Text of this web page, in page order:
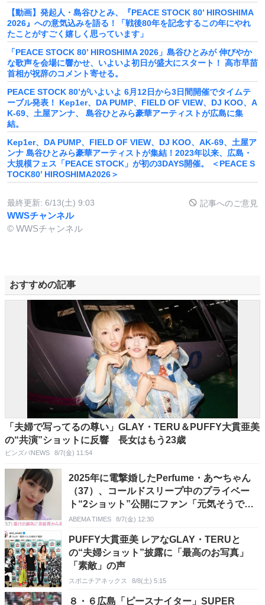
【動画】発起人・島谷ひとみ、『PEACE STOCK 80’ HIROSHIMA
2026』への意気込みを語る！「戦後80年を記念するこの年にやれ
たことがすごく嬉しく思っています」
「PEACE STOCK 80’ HIROSHIMA 2026」島谷ひとみが 伸びやか
な歌声を会場に響かせ、いよいよ初日が盛大にスタート！ 高市早苗
首相が祝辞のコメント寄せる。
PEACE STOCK 80’がいよいよ 6月12日から3日間開催でタイムテ
ーブル発表！ Kep1er、DA PUMP、FIELD OF VIEW、DJ KOO、A
K-69、土屋アンナ、 島谷ひとみら豪華アーティストが広島に集
結。
Kep1er、DA PUMP、FIELD OF VIEW、DJ KOO、AK-69、土屋ア
ンナ 島谷ひとみら豪華アーティストが集結！2023年以来、広島・
大規模フェス「PEACE STOCK」が初の3DAYS開催。 ＜PEACE S
TOCK80’ HIROSHIMA2026＞
最終更新: 6/13(土) 9:03 記事へのご意見
WWSチャンネル
© WWSチャンネル
おすすめの記事
「夫婦で写ってるの尊い」GLAY・TERU＆PUFFY大貫亜美
の“共演”ショットに反響 長女はもう23歳
ピンズバNEWS 8/7(金) 11:54
2025年に電撃婚したPerfume・あ〜ちゃん
（37）、コールドスリープ中のプライベー
ト“2ショット”公開にファン「元気そうでな
により」
ABEMA TIMES 8/7(金) 12:30
PUFFY大貫亜美 レアなGLAY・TERUと
の“夫婦ショット”披露に「最高のお写真」
「素敵」の声
スポニチアネックス 8/8(土) 5:15
８・６広島「ピースナイター」SUPER